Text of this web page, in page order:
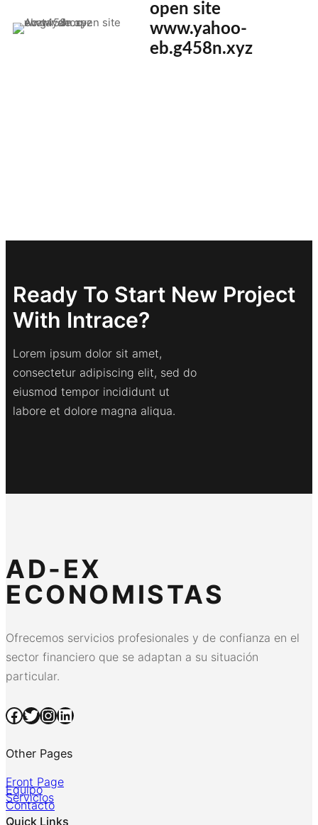
open site
www.yahoo-
eb.g458n.xyz
Ready To Start New Project
With Intrace?
Lorem ipsum dolor sit amet,
consectetur adipiscing elit, sed do
eiusmod tempor incididunt ut
labore et dolore magna aliqua.
AD-EX
ECONOMISTAS
Ofrecemos servicios profesionales y de confianza en el
sector financiero que se adaptan a su situación
particular.
Facebook Twitter InstagramLinkedIn
Other Pages
Front Page
Equipo
Servicios
Contacto
Quick Links